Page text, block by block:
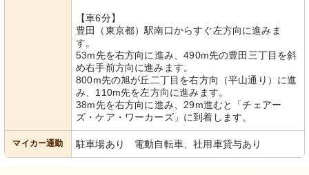
【車6分】
豊田（東京都）駅南口からすぐ左方向に進みま
す。
53m先を右方向に進み、490m先の豊田三丁目を斜
め右手前方向に進みます。
800m先の旭が丘二丁目を右方向（平山通り）に進
み、110m先を左方向に進みます。
38m先を右方向に進み、29m進むと「チェアー
ズ・ケア・ワーカーズ」に到着します。
マイカー通勤 駐車場あり 電動自転車、社用車貸与あり